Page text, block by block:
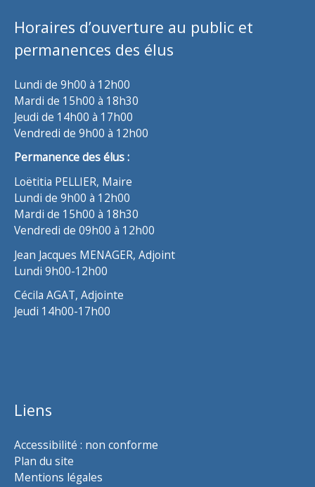
Horaires d’ouverture au public et
permanences des élus
Lundi de 9h00 à 12h00
Mardi de 15h00 à 18h30
Jeudi de 14h00 à 17h00
Vendredi de 9h00 à 12h00
Permanence des élus :
Loëtitia PELLIER, Maire
Lundi de 9h00 à 12h00
Mardi de 15h00 à 18h30
Vendredi de 09h00 à 12h00
Jean Jacques MENAGER, Adjoint
Lundi 9h00-12h00
Cécila AGAT, Adjointe
Jeudi 14h00-17h00
Liens
Accessibilité : non conforme
Plan du site
Mentions légales